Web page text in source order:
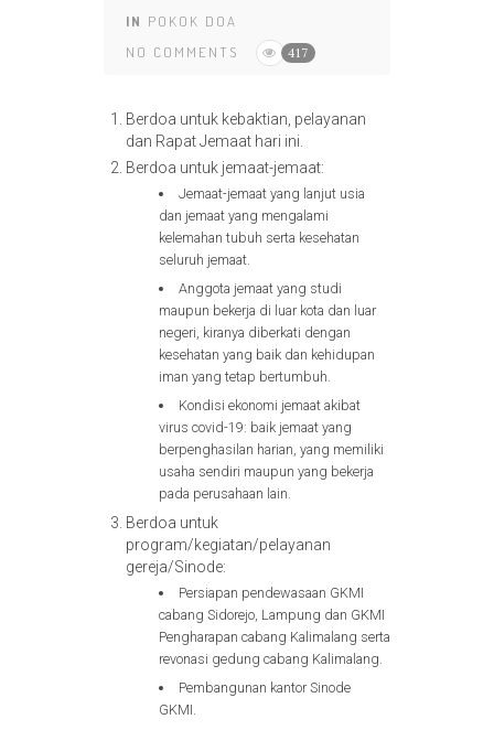
IN POKOK DOA
NO COMMENTS
417
Berdoa untuk kebaktian, pelayanan
dan Rapat Jemaat hari ini.
Berdoa untuk jemaat-jemaat:
Jemaat-jemaat yang lanjut usia
dan jemaat yang mengalami
kelemahan tubuh serta kesehatan
seluruh jemaat.
Anggota jemaat yang studi
maupun bekerja di luar kota dan luar
negeri, kiranya diberkati dengan
kesehatan yang baik dan kehidupan
iman yang tetap bertumbuh.
Kondisi ekonomi jemaat akibat
virus covid-19: baik jemaat yang
berpenghasilan harian, yang memiliki
usaha sendiri maupun yang bekerja
pada perusahaan lain.
Berdoa untuk
program/kegiatan/pelayanan
gereja/Sinode:
Persiapan pendewasaan GKMI
cabang Sidorejo, Lampung dan GKMI
Pengharapan cabang Kalimalang serta
revonasi gedung cabang Kalimalang.
Pembangunan kantor Sinode
GKMI.